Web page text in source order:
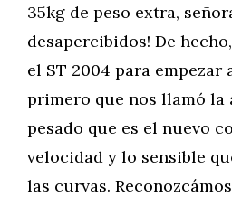
35kg de peso extra,
desapercibidos! De
el ST 2004 para empezar
primero que nos llamó la
pesado que es el nuevo
velocidad y lo sensible
las curvas.